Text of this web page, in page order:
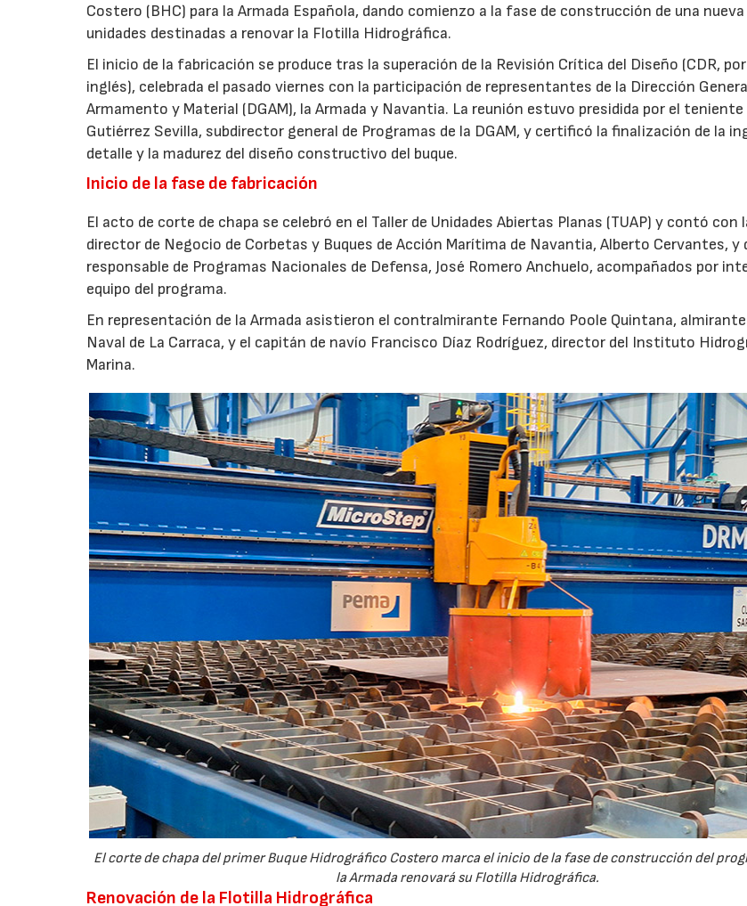
Costero (BHC) para la Armada Española, dando comienzo a la fase de construcción de una nueva
unidades destinadas a renovar la Flotilla Hidrográfica.
El inicio de la fabricación se produce tras la superación de la Revisión Crítica del Diseño (CDR,
inglés), celebrada el pasado viernes con la participación de representantes de la Dirección
Armamento y Material (DGAM), la Armada y Navantia. La reunión estuvo presidida por el teniente
Gutiérrez Sevilla, subdirector general de Programas de la DGAM, y certificó la finalización de la
detalle y la madurez del diseño constructivo del buque.
Inicio de la fase de fabricación
El acto de corte de chapa se celebró en el Taller de Unidades Abiertas Planas (TUAP) y contó con
director de Negocio de Corbetas y Buques de Acción Marítima de Navantia, Alberto Cervantes, y
responsable de Programas Nacionales de Defensa, José Romero Anchuelo, acompañados por
equipo del programa.
En representación de la Armada asistieron el contralmirante Fernando Poole Quintana, almirante
Naval de La Carraca, y el capitán de navío Francisco Díaz Rodríguez, director del Instituto
Marina.
El corte de chapa del primer Buque Hidrográfico Costero marca el inicio de la fase de construcción del
la Armada renovará su Flotilla Hidrográfica.
Renovación de la Flotilla Hidrográfica